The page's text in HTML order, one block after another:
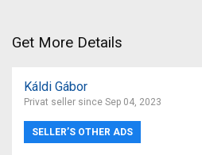
Get More Details
Káldi Gábor
Privat seller since Sep 04, 2023
SELLER’S OTHER ADS